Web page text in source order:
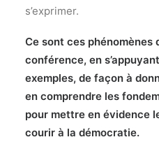
s’exprimer.
Ce sont ces phénomènes
conférence, en
exemples, de façon à
en comprendre les
pour mettre en évidence
courir à la démocratie.